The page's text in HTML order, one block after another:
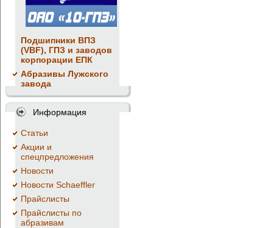
Подшипники ВПЗ
(VBF), ГПЗ и заводов
корпорации ЕПК
Абразивы Лужского
завода
Информация
Cтатьи
Акции и
спецпредложения
Новости
Новости Schaeffler
Прайслисты
Прайслисты по
абразивам